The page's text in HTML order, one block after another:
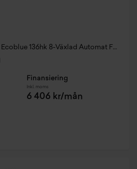
Skåp Trend 320l 2.0l Ecoblue 136hk 8-Växlad Automat FWD Diesel
Finansiering
Inkl. moms
6 406 kr/mån